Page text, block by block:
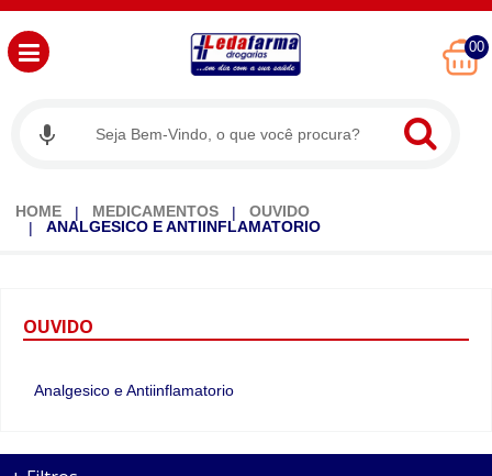
00
HOME MEDICAMENTOS
OUVIDO
ANALGESICO E ANTIINFLAMATORIO
OUVIDO
Analgesico e Antiinflamatorio